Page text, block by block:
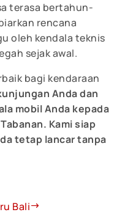
terasa bertahun-
rencana
oleh kendala teknis
sejak awal.
bagi kendaraan
Anda dan
mobil Anda kepada
Kami siap
tetap lancar tanpa
Bali